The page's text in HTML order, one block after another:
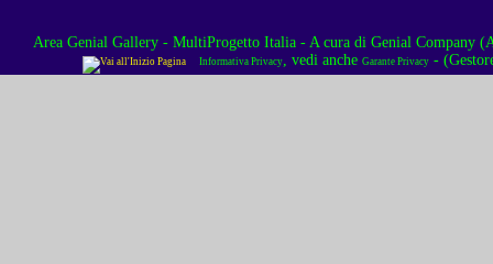
Area Genial Gallery - MultiProgetto Italia- A cura di Genial Company
Informativa Privacy, vedi anche Garante Privacy -